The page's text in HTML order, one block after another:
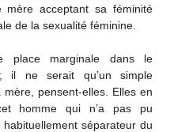
mère acceptant sa féminité
de la sexualité féminine.
place marginale dans le
il ne serait qu’un simple
pensent-elles. Elles en
homme qui n’a pas pu
séparateur du